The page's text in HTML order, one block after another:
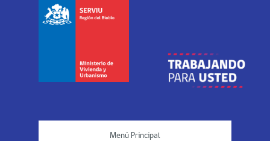
Menú Principal